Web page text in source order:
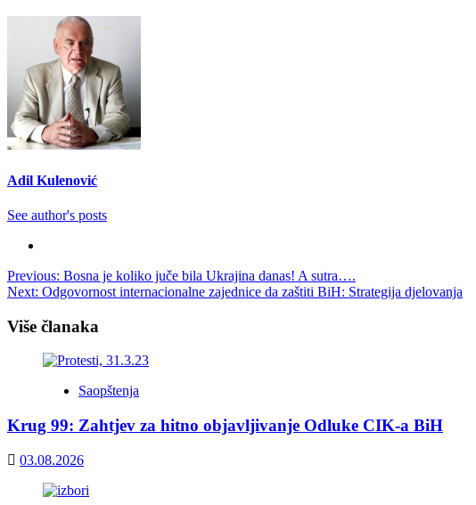
Adil Kulenović
See author's posts
Post
navigation
Previous: Bosna je koliko juče bila Ukrajina danas! A sutra….
Next: Odgovornost internacionalne zajednice da zaštiti BiH: Strategija djelovanja
Više članaka
Saopštenja
Krug 99: Zahtjev za hitno objavljivanje Odluke CIK-a BiH
03.08.2026